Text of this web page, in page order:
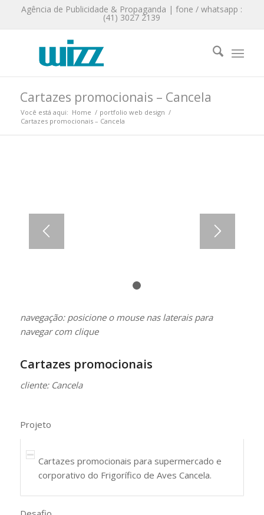
Agência de Publicidade & Propaganda | fone / whatsapp :
(41) 3027 2139
Cartazes promocionais – Cancela
Você está aqui: Home / portfolio web design /
Cartazes promocionais – Cancela
navegação: posicione o mouse nas laterais para
navegar com clique
Cartazes promocionais
cliente: Cancela
Projeto
Cartazes promocionais para supermercado e
corporativo do Frigorífico de Aves Cancela.